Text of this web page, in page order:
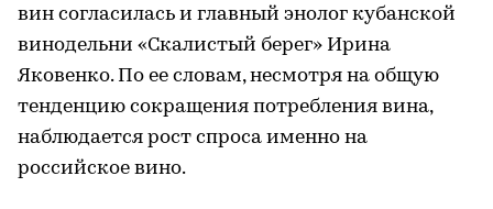
вин согласилась и главный энолог кубанской
винодельни «Скалистый берег» Ирина
Яковенко. По ее словам, несмотря на общую
тенденцию сокращения потребления вина,
наблюдается рост спроса именно на
российское вино.